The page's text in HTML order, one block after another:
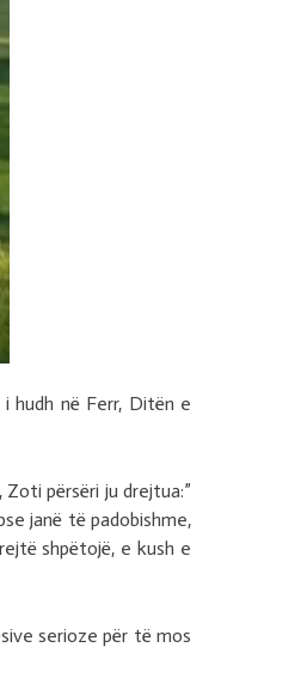
hudh në Ferr, Ditën e
përsëri ju drejtua:”
janë të padobishme,
shpëtojë, e kush e
serioze për të mos